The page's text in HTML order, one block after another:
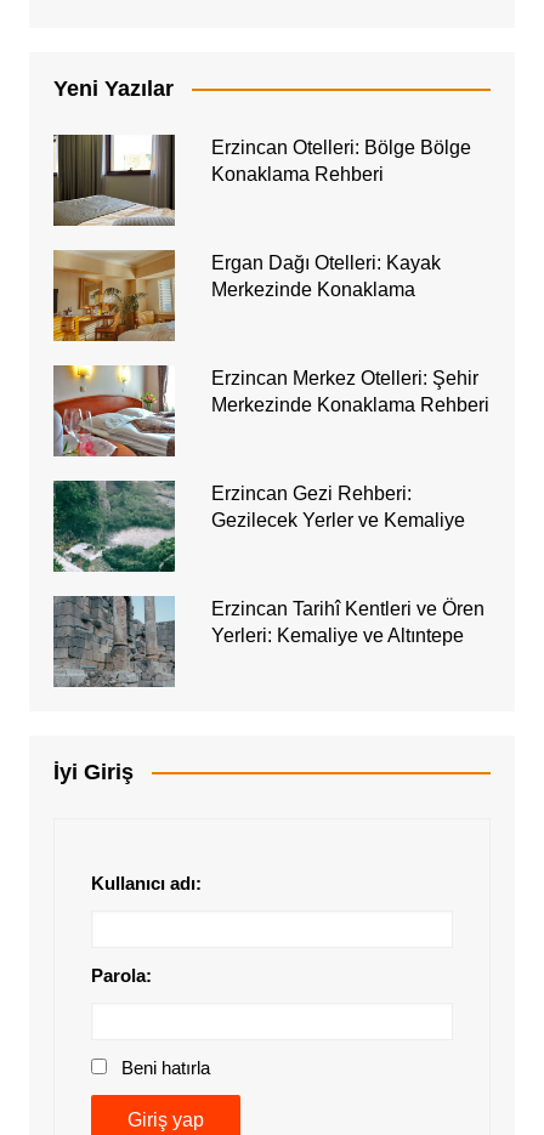
Yeni Yazılar
Erzincan Otelleri: Bölge Bölge
Konaklama Rehberi
Ergan Dağı Otelleri: Kayak
Merkezinde Konaklama
Erzincan Merkez Otelleri: Şehir
Merkezinde Konaklama Rehberi
Erzincan Gezi Rehberi:
Gezilecek Yerler ve Kemaliye
Erzincan Tarihî Kentleri ve Ören
Yerleri: Kemaliye ve Altıntepe
İyi Giriş
Kullanıcı adı:
Parola:
Beni hatırla
Giriş yap